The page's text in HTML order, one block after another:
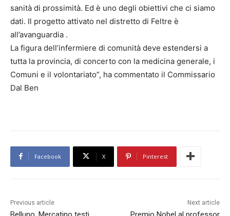
sanità di prossimità. Ed è uno degli obiettivi che ci siamo
dati. Il progetto attivato nel distretto di Feltre è
all’avanguardia .
La figura dell’infermiere di comunità deve estendersi a
tutta la provincia, di concerto con la medicina generale, i
Comuni e il volontariato”, ha commentato il Commissario
Dal Ben
Facebook X Pinterest
Previous article Next article